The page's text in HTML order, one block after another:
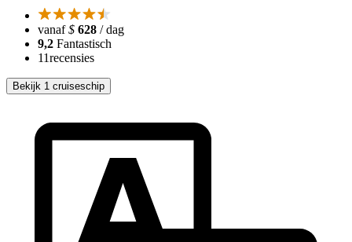
vanaf$ 628 / dag
9,2 Fantastisch
11recensies
Bekijk 1 cruiseschip